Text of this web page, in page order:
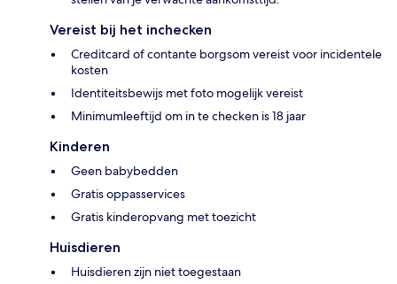
Vereist bij het inchecken
Creditcard of contante borgsom vereist voor incidentele
kosten
Identiteitsbewijs met foto mogelijk vereist
Minimumleeftijd om in te checken is 18 jaar
Kinderen
Geen babybedden
Gratis oppasservices
Gratis kinderopvang met toezicht
Huisdieren
Huisdieren zijn niet toegestaan